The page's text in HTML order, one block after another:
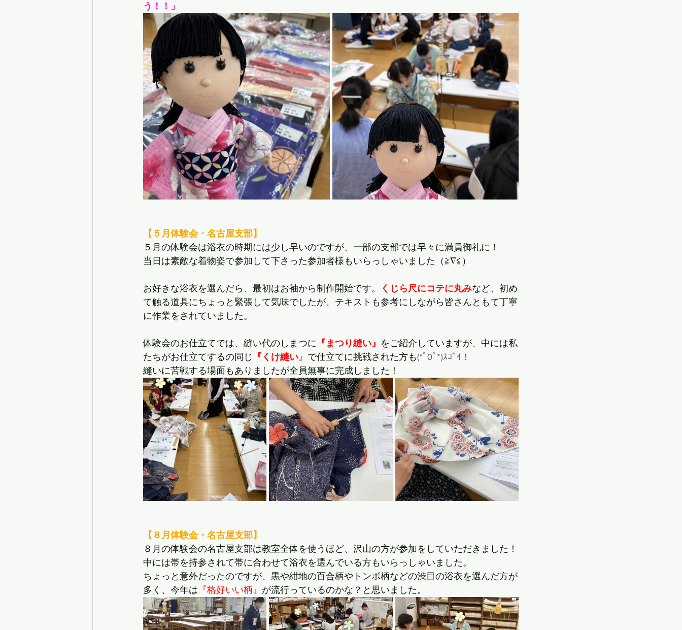
う！！」
【５月体験会・名古屋支部】
５月の体験会は浴衣の時期には少し早いのですが、一部の支部では早々に満員御礼に！
当日は素敵な着物姿で参加して下さった参加者様もいらっしゃいました（≧∇≦）
お好きな浴衣を選んだら、最初はお袖から制作開始です。 くじら尺にコテに丸みなど、初め
て触る道具にちょっと緊張して気味でしたが、テキストも参考にしながら皆さんともて丁寧
に作業をされていました。
体験会のお仕立てでは、縫い代のしまつに 『まつり縫い』
をご紹介していますが、中には私
たちがお仕立てするの同じ
『くけ縫い』 で仕立てに挑戦された方も(*ﾟ0ﾟ*)ｽｺﾞｲ！
縫いに苦戦する場面もありましたが全員無事に完成しました！
【８月体験会・名古屋支部】
８月の体験会の名古屋支部は教室全体を使うほど、沢山の方が参加をしていただきました！
中には帯を持参されて帯に合わせて浴衣を選んでいる方もいらっしゃいました。
ちょっと意外だったのですが、黒や紺地の百合柄やトンボ柄などの渋目の浴衣を選んだ方が
多く、今年は 『格好いい柄』 が流行っているのかな？と思いました。